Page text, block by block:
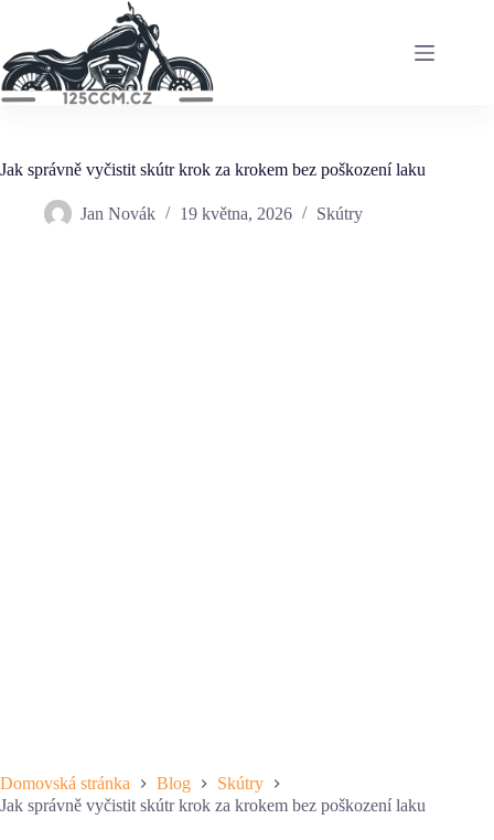
content
Jak správně vyčistit skútr krok za krokem bez poškození laku
Jan Novák 19 května, 2026 Skútry
Domovská stránka Blog
Skútry
Jak správně vyčistit skútr krok za krokem bez poškození laku